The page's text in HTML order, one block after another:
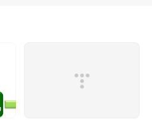
자하려면 누구보다
을 만드는 것이 더 중
부동산에 대한 공부
내가 원하는 정도의
를 준비할 수 있을 만